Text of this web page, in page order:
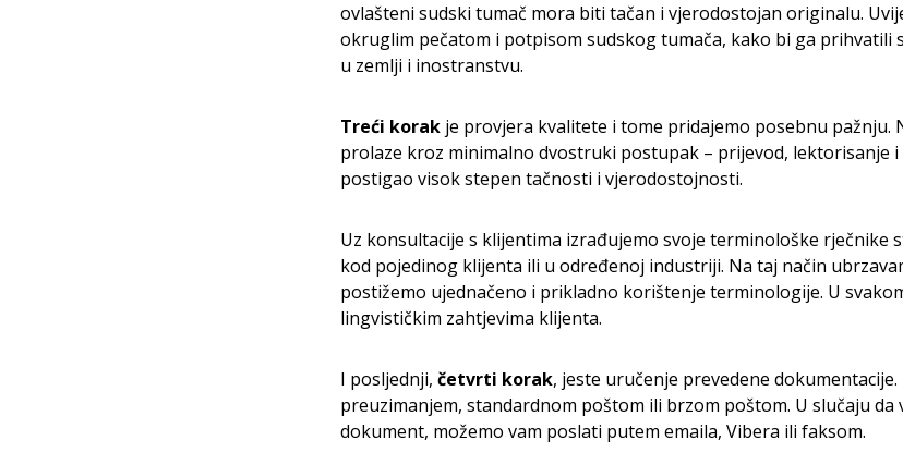
ovlašteni sudski tumač mora biti tačan i vjerodostojan originalu.
okruglim pečatom i potpisom sudskog tumača, kako bi ga prihvatili
u zemlji i inostranstvu.
Treći korak je provjera kvalitete i tome pridajemo posebnu pažnju.
prolaze kroz minimalno dvostruki postupak – prijevod, lektorisanje
postigao visok stepen tačnosti i vjerodostojnosti.
Uz konsultacije s klijentima izrađujemo svoje terminološke rječnike
kod pojedinog klijenta ili u određenoj industriji. Na taj način
postižemo ujednačeno i prikladno korištenje terminologije. U
lingvističkim zahtjevima klijenta.
I posljednji, četvrti korak, jeste uručenje prevedene
preuzimanjem, standardnom poštom ili brzom poštom. U slučaju
dokument, možemo vam poslati putem emaila, Vibera ili faksom.